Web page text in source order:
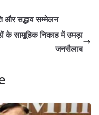
और सद्भाव सम्मेलन
के सामूहिक निकाह में उमड़ा
जनसैलाब